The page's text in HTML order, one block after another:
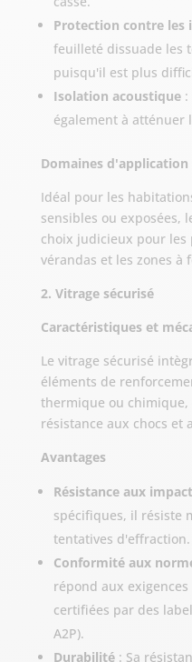
Protection contre les
feuilleté dissuade les
puisqu'il est plus
Isolation acoustique:
également à atténuer
Domaines d'application
Idéal pour les
sensibles ou exposées,
choix judicieux pour les
vérandas et les zones à
2. Vitrage sécurisé
Caractéristiques et
Le vitrage sécurisé
éléments de
thermique ou
résistance aux chocs et
Avantages
Résistance aux
spécifiques, il résiste
tentatives d'effraction.
Conformité aux
répond aux
certifiées par des
A2P).
Durabilité: Sa